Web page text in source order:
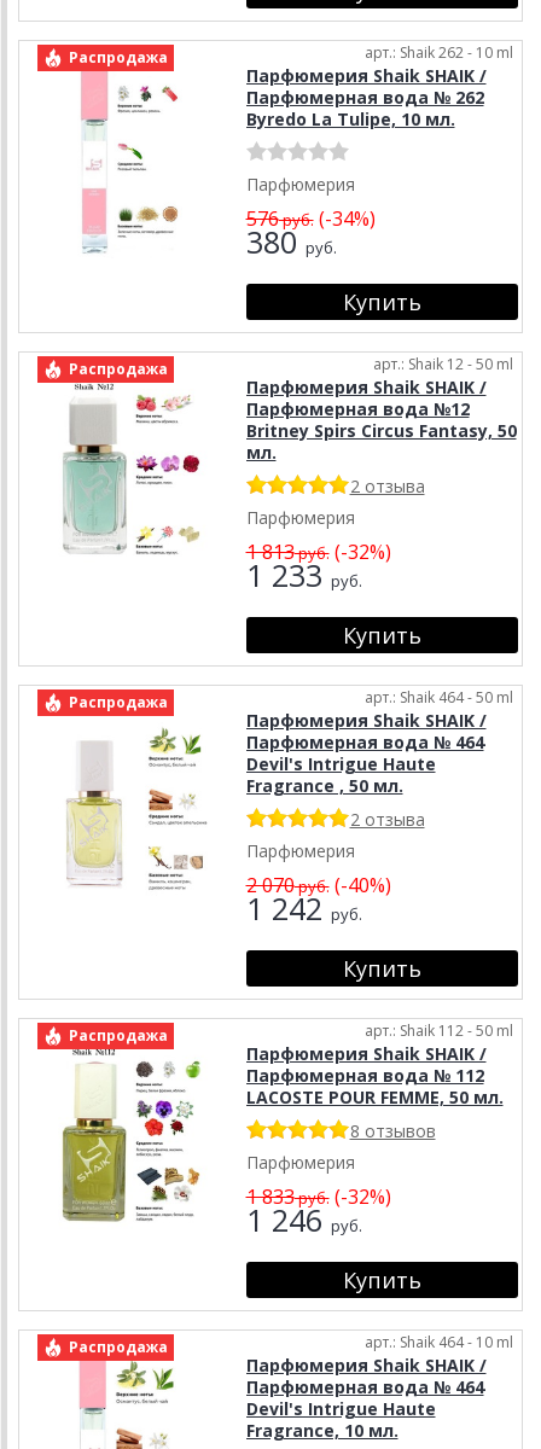
Распродажа арт.: Shaik 262 - 10 ml
Парфюмерия Shaik SHAIK /
Парфюмерная вода № 262
Byredo La Tulipe, 10 мл.
Парфюмерия
576руб.(-34%)
380 руб.
Распродажа арт.: Shaik 12 - 50 ml
Парфюмерия Shaik SHAIK /
Парфюмерная вода №12
Britney Spirs Circus Fantasy, 50
мл.
2 отзыва
Парфюмерия
1 813руб.(-32%)
1 233 руб.
Распродажа арт.: Shaik 464 - 50 ml
Парфюмерия Shaik SHAIK /
Парфюмерная вода № 464
Devil's Intrigue Haute
Fragrance , 50 мл.
2 отзыва
Парфюмерия
2 070руб.(-40%)
1 242 руб.
Распродажа арт.: Shaik 112 - 50 ml
Парфюмерия Shaik SHAIK /
Парфюмерная вода № 112
LACOSTE POUR FEMME, 50 мл.
8 отзывов
Парфюмерия
1 833руб.(-32%)
1 246 руб.
Распродажа арт.: Shaik 464 - 10 ml
Парфюмерия Shaik SHAIK /
Парфюмерная вода № 464
Devil's Intrigue Haute
Fragrance, 10 мл.